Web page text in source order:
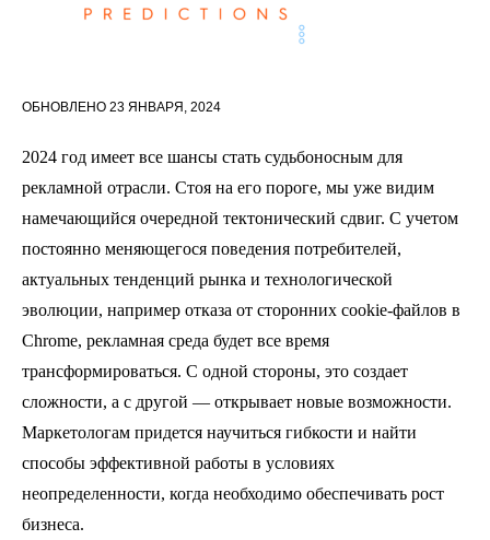
ОБНОВЛЕНО 23 ЯНВАРЯ, 2024
2024 год имеет все шансы стать судьбоносным для
рекламной отрасли. Стоя на его пороге, мы уже видим
намечающийся очередной тектонический сдвиг. С учетом
постоянно меняющегося поведения потребителей,
актуальных тенденций рынка и технологической
эволюции, например отказа от сторонних cookie-файлов в
Chrome, рекламная среда будет все время
трансформироваться. С одной стороны, это создает
сложности, а с другой — открывает новые возможности.
Маркетологам придется научиться гибкости и найти
способы эффективной работы в условиях
неопределенности, когда необходимо обеспечивать рост
бизнеса.